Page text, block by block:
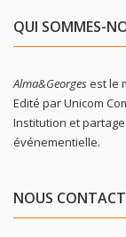
QUI SOMMES-
Alma&Georgesest le
Edité par Unicom
Institution et
événementielle.
NOUS